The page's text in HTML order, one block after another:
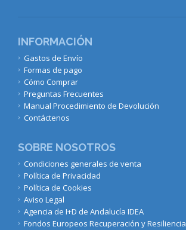
INFORMACIÓN
Gastos de Envío
Formas de pago
Cómo Comprar
Preguntas Frecuentes
Manual Procedimiento de Devolución
Contáctenos
SOBRE NOSOTROS
Condiciones generales de venta
Política de Privacidad
Política de Cookies
Aviso Legal
Agencia de I+D de Andalucía IDEA
Fondos Europeos Recuperación y Resiliencia